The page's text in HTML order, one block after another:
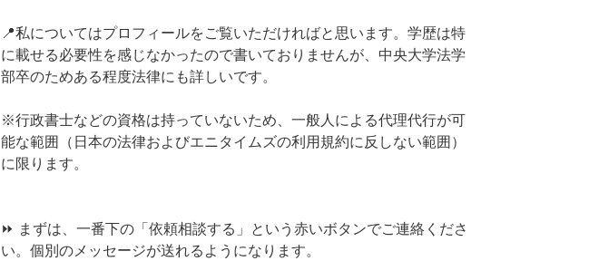
📍私についてはプロフィールをご覧いただければと思います。学歴は特
に載せる必要性を感じなかったので書いておりませんが、中央大学法学
部卒のためある程度法律にも詳しいです。
※行政書士などの資格は持っていないため、一般人による代理代行が可
能な範囲（日本の法律およびエニタイムズの利用規約に反しない範囲）
に限ります。
⏩ まずは、一番下の「依頼相談する」という赤いボタンでご連絡くださ
い。個別のメッセージが送れるようになります。